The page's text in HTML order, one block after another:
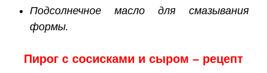
Подсолнечное масло для смазывания
формы.
Пирог с сосисками и сыром – рецепт